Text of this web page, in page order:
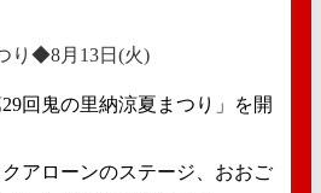
回鬼の里納涼夏まつり」を開
アローンのステージ、おおご